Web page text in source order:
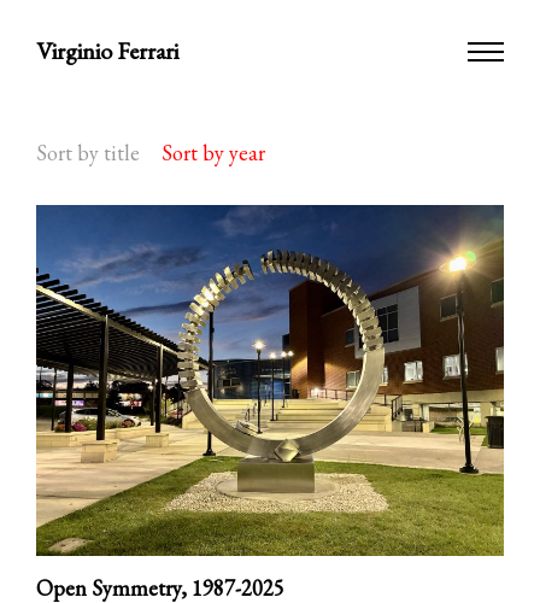
Virginio Ferrari
Sort by title Sort by year
Open Symmetry, 1987-2025